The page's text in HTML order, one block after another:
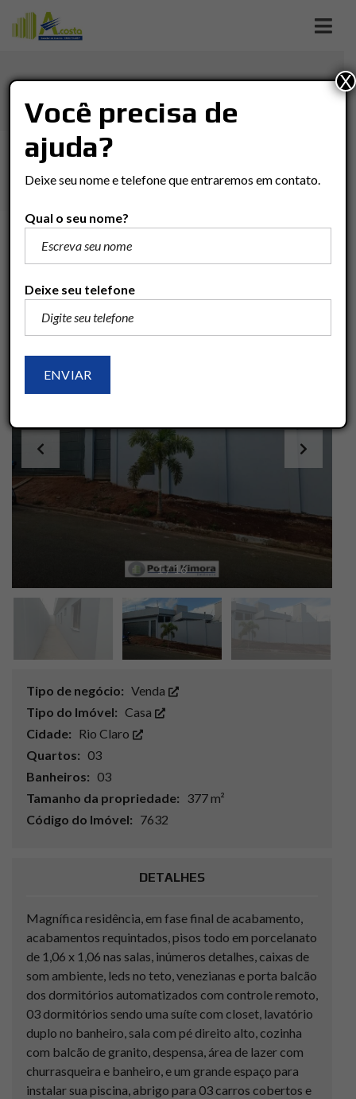
Imóveis Casa
R$1.600.000
1/16
Tipo de negócio: Venda
Tipo do Imóvel: Casa
Cidade: Rio Claro
Quartos: 03
Banheiros: 03
Tamanho da propriedade: 377 m²
Código do Imóvel: 7632
DETALHES
Magnífica residência, em fase final de acabamento,
acabamentos requintados, pisos todo em porcelanato
de 1,06 x 1,06 nas salas, inúmeros detalhes, caixas de
som ambiente, leds no teto, venezianas e porta balcão
dos dormitórios automatizados com controle remoto,
03 dormitórios sendo uma suíte com closet, lavatório
duplo no banheiro, sala com pé direito alto, cozinha
com balcão de granito, despensa, área de lazer com
churrasqueira e banheiro, e um grande espaço para
instalar sua piscina, abrigo para 03 carros cobertos e
Você precisa de
ajuda?
Deixe seu nome e telefone que entraremos em contato.
Qual o seu nome?
Deixe seu telefone
X